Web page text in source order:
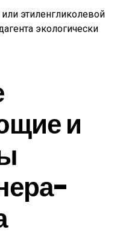
этиленгликолевой
экологически
и